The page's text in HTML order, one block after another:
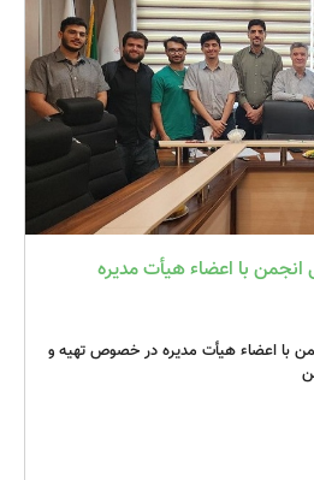
با اعضاء هیأت مدیره
با اعضاء هیأت مدیره در خصوص تهیه و